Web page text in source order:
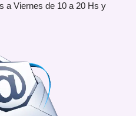
a Viernes de 10 a 20 Hs y